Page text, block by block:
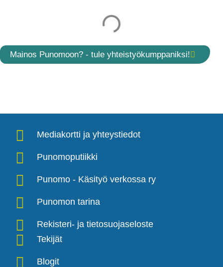
Mainos Punomoon? - tule yhteistyökumppaniksi!
Mediakortti ja yhteystiedot
Punomoputiikki
Punomo - Käsityö verkossa ry
Punomon tarina
Rekisteri- ja tietosuojaseloste
Tekijät
Blogit